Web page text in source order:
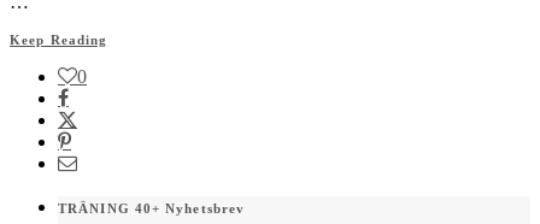
Keep Reading
0
TRÄNING 40+ Nyhetsbrev